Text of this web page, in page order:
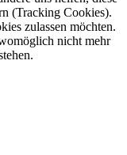
(Tracking Cookies).
zulassen möchten.
nicht mehr